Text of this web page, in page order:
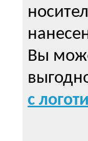
Вы
с